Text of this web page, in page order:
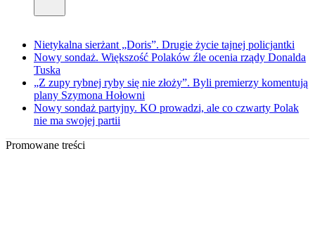
Nietykalna sierżant „Doris”. Drugie życie tajnej policjantki
Nowy sondaż. Większość Polaków źle ocenia rządy Donalda
Tuska
„Z zupy rybnej ryby się nie złoży”. Byli premierzy komentują
plany Szymona Hołowni
Nowy sondaż partyjny. KO prowadzi, ale co czwarty Polak
nie ma swojej partii
Promowane treści